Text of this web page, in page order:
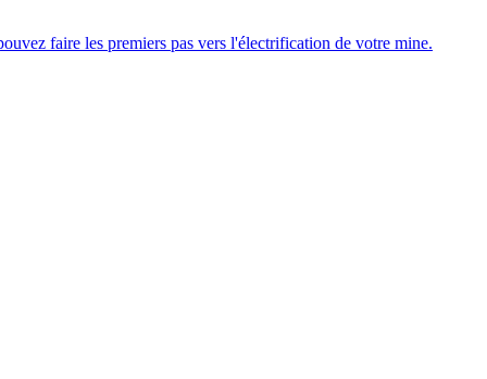
faire les premiers pas vers l'électrification de votre mine.